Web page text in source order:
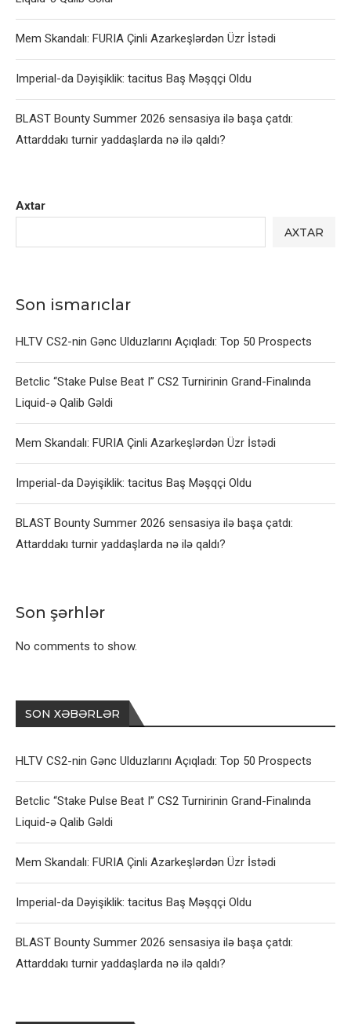
Axtar
AXTAR
Son ismarıclar
HLTV CS2-nin Gənc Ulduzlarını Açıqladı: Top 50 Prospects
Betclic “Stake Pulse Beat I” CS2 Turnirinin Grand-Finalında
Liquid-ə Qalib Gəldi
Mem Skandalı: FURIA Çinli Azarkeşlərdən Üzr İstədi
Imperial-da Dəyişiklik: tacitus Baş Məşqçi Oldu
BLAST Bounty Summer 2026 sensasiya ilə başa çatdı:
Attarddakı turnir yaddaşlarda nə ilə qaldı?
Son şərhlər
No comments to show.
SON XƏBƏRLƏR
HLTV CS2-nin Gənc Ulduzlarını Açıqladı: Top 50 Prospects
Betclic “Stake Pulse Beat I” CS2 Turnirinin Grand-Finalında
Liquid-ə Qalib Gəldi
Mem Skandalı: FURIA Çinli Azarkeşlərdən Üzr İstədi
Imperial-da Dəyişiklik: tacitus Baş Məşqçi Oldu
BLAST Bounty Summer 2026 sensasiya ilə başa çatdı:
Attarddakı turnir yaddaşlarda nə ilə qaldı?
Mem Skandalı: FURIA Çinli Azarkeşlərdən Üzr İstədi
Imperial-da Dəyişiklik: tacitus Baş Məşqçi Oldu
BLAST Bounty Summer 2026 sensasiya ilə başa çatdı:
Attarddakı turnir yaddaşlarda nə ilə qaldı?